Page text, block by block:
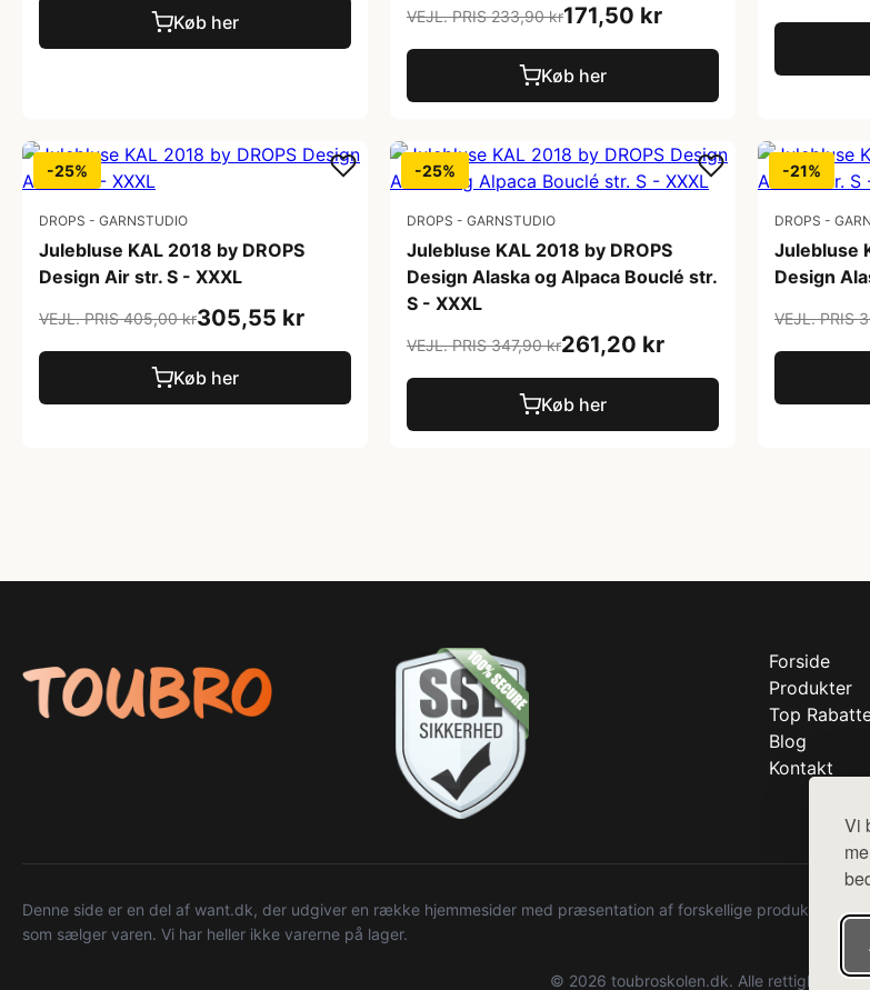
Vi
Køb her VEJL. PRIS 233,90 kr171,50 kr
Køb her
-25%
DROPS - GARNSTUDIO
Julebluse KAL 2018 by DROPS
Design Air str. S - XXXL
VEJL. PRIS 405,00 kr305,55 kr
Køb her
-25%
DROPS - GARNSTUDIO
Julebluse KAL 2018 by DROPS
Design Alaska og Alpaca Bouclé str.
S - XXXL
VEJL. PRIS 347,90 kr261,20 kr
Køb her
-21%
DROPS -
Julebluse
Design
VEJL. PRIS
Forside
Produkter
Top
Blog
Kontakt
Denne side er en del af want.dk, der udgiver en række hjemmesider med præsentation af forskellige produkter fra
som sælger varen. Vi har heller ikke varerne på lager.
© 2026 toubroskolen.dk. Alle rettigheder